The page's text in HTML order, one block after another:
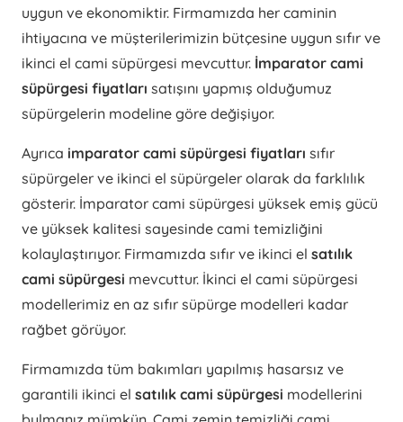
uygun ve ekonomiktir. Firmamızda her caminin
ihtiyacına ve müşterilerimizin bütçesine uygun sıfır ve
ikinci el cami süpürgesi mevcuttur. İmparator cami
süpürgesi fiyatları satışını yapmış olduğumuz
süpürgelerin modeline göre değişiyor.
Ayrıca imparator cami süpürgesi fiyatları sıfır
süpürgeler ve ikinci el süpürgeler olarak da farklılık
gösterir. İmparator cami süpürgesi yüksek emiş gücü
ve yüksek kalitesi sayesinde cami temizliğini
kolaylaştırıyor. Firmamızda sıfır ve ikinci el satılık
cami süpürgesi mevcuttur. İkinci el cami süpürgesi
modellerimiz en az sıfır süpürge modelleri kadar
rağbet görüyor.
Firmamızda tüm bakımları yapılmış hasarsız ve
garantili ikinci el satılık cami süpürgesi modellerini